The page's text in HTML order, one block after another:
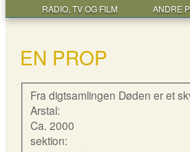
RADIO, TV OG FILM
ANDRE
EN PROP
Fra digtsamlingen Døden er et
Arstal:
Ca. 2000
sektion: